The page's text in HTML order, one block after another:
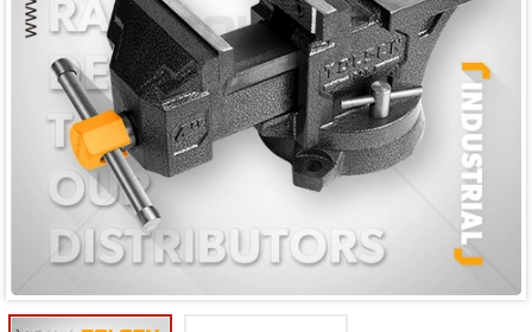
Mã giảm giá:
Ngày hết hạn:
Điều kiện: